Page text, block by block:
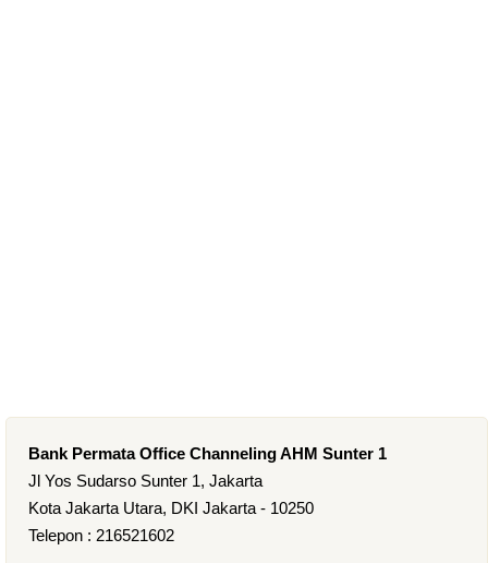
Bank Permata Office Channeling AHM Sunter 1
Jl Yos Sudarso Sunter 1, Jakarta
Kota Jakarta Utara, DKI Jakarta - 10250
Telepon : 216521602